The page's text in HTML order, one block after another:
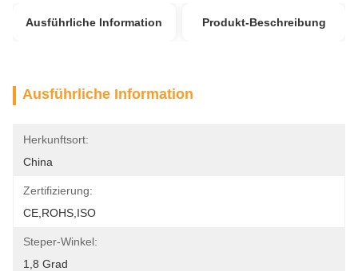
Ausführliche Information Produkt-Beschreibung
Ausführliche Information
Herkunftsort:
China
Zertifizierung:
CE,ROHS,ISO
Steper-Winkel:
1,8 Grad